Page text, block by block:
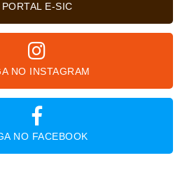
PORTAL E-SIC
NO INSTAGRAM
NO FACEBOOK